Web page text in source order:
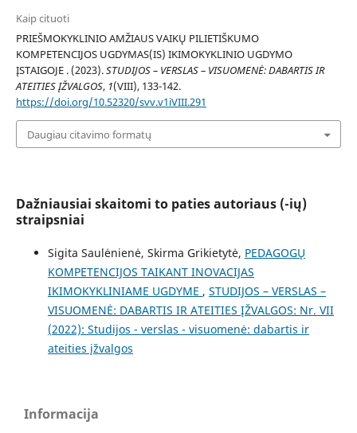
Kaip cituoti
PRIEŠMOKYKLINIO AMŽIAUS VAIKŲ PILIETIŠKUMO
KOMPETENCIJOS UGDYMAS(IS) IKIMOKYKLINIO UGDYMO
ĮSTAIGOJE . (2023).STUDIJOS – VERSLAS – VISUOMENĖ: DABARTIS IR
ATEITIES ĮŽVALGOS, 1(VIII), 133-142.
https://doi.org/10.52320/svv.v1iVIII.291
Daugiau citavimo formatų
Dažniausiai skaitomi to paties autoriaus (-ių)
straipsniai
Sigita Saulėnienė, Skirma Grikietytė, PEDAGOGŲ
KOMPETENCIJOS TAIKANT INOVACIJAS
IKIMOKYKLINIAME UGDYME , STUDIJOS – VERSLAS –
VISUOMENĖ: DABARTIS IR ATEITIES ĮŽVALGOS: Nr. VII
(2022): Studijos - verslas - visuomenė: dabartis ir
ateities įžvalgos
Informacija